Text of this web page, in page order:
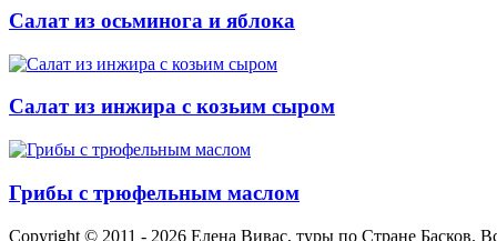
Салат из осьминога и яблока
Салат из инжира с козьим сыром
Грибы с трюфельным маслом
Copyright © 2011 - 2026 Елена Вивас, туры по Стране Басков.